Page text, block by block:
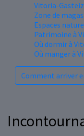
Vitoria-Gasteiz
Zone de
Espaces
Patrimoine à
Où dormir à
Où manger à
Comment arriver